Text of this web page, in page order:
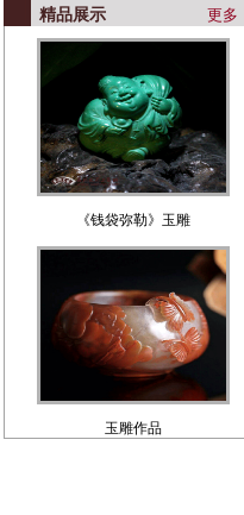
精品展示 更多
《钱袋弥勒》玉雕
玉雕作品